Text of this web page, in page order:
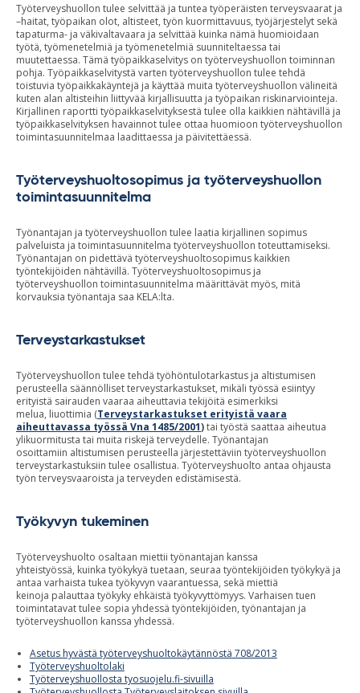
Työterveyshuollon tulee selvittää ja tuntea työperäisten terveysvaarat ja
–haitat, työpaikan olot, altisteet, työn kuormittavuus, työjärjestelyt sekä
tapaturma- ja väkivaltavaara ja selvittää kuinka nämä huomioidaan
työtä, työmenetelmiä ja työmenetelmiä suunniteltaessa tai
muutettaessa. Tämä työpaikkaselvitys on työterveyshuollon toiminnan
pohja. Työpaikkaselvitystä varten työterveyshuollon tulee tehdä
toistuvia työpaikkakäyntejä ja käyttää muita työterveyshuollon välineitä
kuten alan altisteihin liittyvää kirjallisuutta ja työpaikan riskinarviointeja.
Kirjallinen raportti työpaikkaselvityksestä tulee olla kaikkien nähtävillä ja
työpaikkaselvityksen havainnot tulee ottaa huomioon työterveyshuollon
toimintasuunnitelmaa laadittaessa ja päivitettäessä.
Työterveyshuoltosopimus ja työterveyshuollon
toimintasuunnitelma
Työnantajan ja työterveyshuollon tulee laatia kirjallinen sopimus
palveluista ja toimintasuunnitelma työterveyshuollon toteuttamiseksi.
Työnantajan on pidettävä työterveyshuoltosopimus kaikkien
työntekijöiden nähtävillä. Työterveyshuoltosopimus ja
työterveyshuollon toimintasuunnitelma määrittävät myös, mitä
korvauksia työnantaja saa KELA:lta.
Terveystarkastukset
Työterveyshuollon tulee tehdä työhöntulotarkastus ja altistumisen
perusteella säännölliset terveystarkastukset, mikäli työssä esiintyy
erityistä sairauden vaaraa aiheuttavia tekijöitä esimerkiksi
melua, liuottimia (Terveystarkastukset erityistä vaara
aiheuttavassa työssä Vna 1485/2001)tai työstä saattaa aiheutua
ylikuormitusta tai muita riskejä terveydelle. Työnantajan
osoittamiin altistumisen perusteella järjestettäviin työterveyshuollon
terveystarkastuksiin tulee osallistua. Työterveyshuolto antaa ohjausta
työn terveysvaaroista ja terveyden edistämisestä.
Työkyvyn tukeminen
Työterveyshuolto osaltaan miettii työnantajan kanssa
yhteistyössä, kuinka työkykyä tuetaan, seuraa työntekijöiden työkykyä ja
antaa varhaista tukea työkyvyn vaarantuessa, sekä miettiä
keinoja palauttaa työkyky ehkäistä työkyvyttömyys. Varhaisen tuen
toimintatavat tulee sopia yhdessä työntekijöiden, työnantajan ja
työterveyshuollon kanssa yhdessä.
Asetus hyvästä työterveyshuoltokäytännöstä 708/2013
Työterveyshuoltolaki
Työterveyshuollosta tyosuojelu.fi-sivuilla